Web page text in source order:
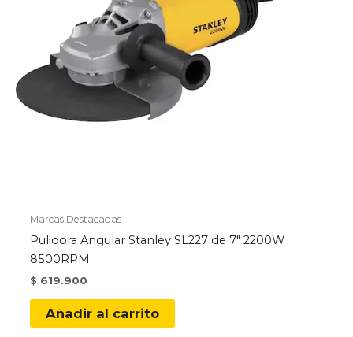
Marcas Destacadas
Pulidora Angular Stanley SL227 de 7″ 2200W
8500RPM
$ 619.900
Añadir al carrito